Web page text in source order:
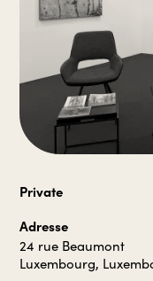
Private
Adresse
24 rue Beaumont
Luxembourg,